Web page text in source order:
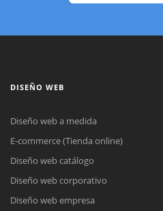
DISEÑO WEB
Diseño web a medida
E-commerce (Tienda online)
Diseño web catálogo
Diseño web corporativo
Diseño web empresa